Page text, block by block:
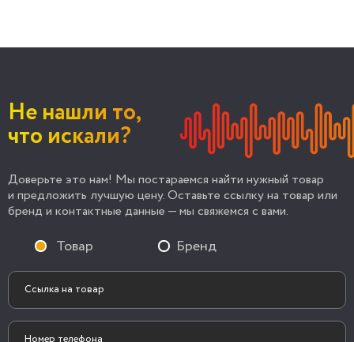
Не нашли то,
что искали?
Доверьте это нам! Мы постараемся найти нужный товар
и предложить лучшую цену. Оставьте ссылку на товар или
бренд и контактные данные — мы свяжемся с вами.
Товар Бренд